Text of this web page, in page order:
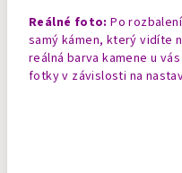
Reálné foto: Po
samý kámen, který vidíte
reálná barva kamene u
fotky v závislosti na